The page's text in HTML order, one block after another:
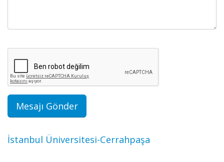
Mesajı Gönder
İstanbul Üniversitesi-Cerrahpaşa